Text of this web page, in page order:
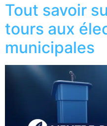
Tout savoir
tours aux
municipales